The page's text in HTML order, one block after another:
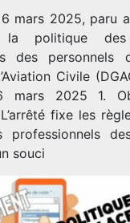
mars 2025, paru
politique des
des personnels
Civile
mars 2025 1.
fixe les
professionnels
souci